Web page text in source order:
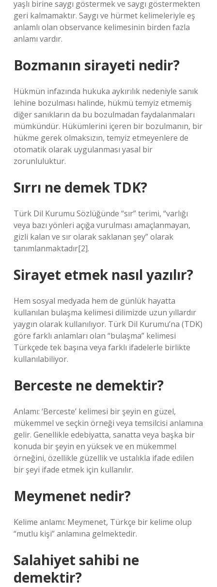
yaşlı birine saygı göstermek ve saygı göstermekten
geri kalmamaktır. Saygı ve hürmet kelimeleriyle eş
anlamlı olan observance kelimesinin birden fazla
anlamı vardır.
Bozmanın sirayeti nedir?
Hükmün infazında hukuka aykırılık nedeniyle sanık
lehine bozulması halinde, hükmü temyiz etmemiş
diğer sanıkların da bu bozulmadan faydalanmaları
mümkündür. Hükümlerini içeren bir bozulmanın, bir
hükme gerek olmaksızın, temyiz etmeyenlere de
otomatik olarak uygulanması yasal bir
zorunluluktur.
Sırrı ne demek TDK?
Türk Dil Kurumu Sözlüğünde “sır” terimi, “varlığı
veya bazı yönleri açığa vurulması amaçlanmayan,
gizli kalan ve sır olarak saklanan şey” olarak
tanımlanmaktadır[2].
Sirayet etmek nasıl yazılır?
Hem sosyal medyada hem de günlük hayatta
kullanılan bulaşma kelimesi dilimizde uzun yıllardır
yaygın olarak kullanılıyor. Türk Dil Kurumu’na (TDK)
göre farklı anlamları olan “bulaşma” kelimesi
Türkçede tek başına veya farklı ifadelerle birlikte
kullanılabiliyor.
Berceste ne demektir?
Anlamı: ‘Berceste’ kelimesi bir şeyin en güzel,
mükemmel ve seçkin örneği veya temsilcisi anlamına
gelir. Genellikle edebiyatta, sanatta veya başka bir
konuda bir şeyin en yüksek ve en mükemmel
örneğini, özellikle güzellik ve ustalıkla ifade edilen
bir şeyi ifade etmek için kullanılır.
Meymenet nedir?
Kelime anlamı: Meymenet, Türkçe bir kelime olup
“mutlu kişi” anlamına gelmektedir.
Salahiyet sahibi ne
demektir?